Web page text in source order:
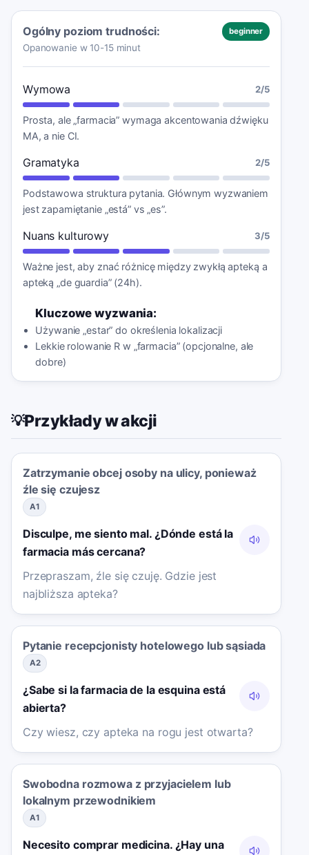
Ogólny poziom trudności: beginner
Opanowanie w 10-15 minut
Wymowa 2/5
Prosta, ale „farmacia” wymaga akcentowania dźwięku
MA, a nie CI.
Gramatyka 2/5
Podstawowa struktura pytania. Głównym wyzwaniem
jest zapamiętanie „está” vs „es”.
Nuans kulturowy 3/5
Ważne jest, aby znać różnicę między zwykłą apteką a
apteką „de guardia” (24h).
Kluczowe wyzwania:
Używanie „estar” do określenia lokalizacji
Lekkie rolowanie R w „farmacia” (opcjonalne, ale
dobre)
💡Przykłady w akcji
Zatrzymanie obcej osoby na ulicy, ponieważ
źle się czujesz
A1
Disculpe, me siento mal. ¿Dónde está la
farmacia más cercana?
Przepraszam, źle się czuję. Gdzie jest
najbliższa apteka?
Pytanie recepcjonisty hotelowego lub sąsiada
A2
¿Sabe si la farmacia de la esquina está
abierta?
Czy wiesz, czy apteka na rogu jest otwarta?
Swobodna rozmowa z przyjacielem lub
lokalnym przewodnikiem
A1
Necesito comprar medicina. ¿Hay una